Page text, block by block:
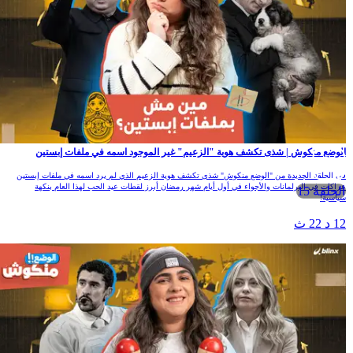
الحلقة 15
الوضع منكوش | شذى تكشف هوية "الزعيم" غير الموجود اسمه في ملفات إبستين
في الحلقة الجديدة من "الوضع منكوش" شذى تكشف هوية الزعيم الذي لم يرد اسمه في ملفات إبستين
عراكات في البرلمانات والأجواء في أول أيام شهر رمضان أبرز لقطات عيد الحب لهذا العام بنكهة
سياسية!
12 د 22 ث